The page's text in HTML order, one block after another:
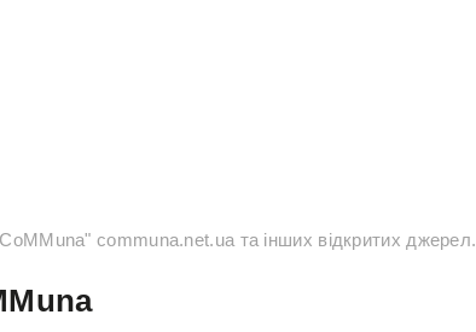
communa.net.ua та інших відкритих джерел.